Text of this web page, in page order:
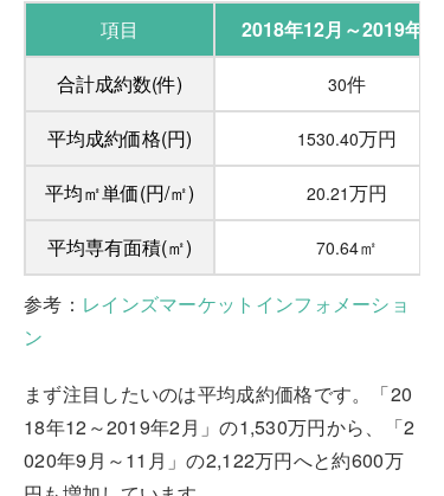
項目
2018年12月～2019年2月
合計成約数(件)
30件
平均成約価格(円)
1530.40万円
平均㎡単価(円/㎡)
20.21万円
平均専有面積(㎡)
70.64㎡
参考： レインズマーケットインフォメーショ
ン
まず注目したいのは平均成約価格です。「20
18年12～2019年2月」の1,530万円から、「2
020年9月～11月」の2,122万円へと約600万